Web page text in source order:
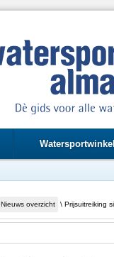
Nieuws overzicht \ Prijsuitreiking